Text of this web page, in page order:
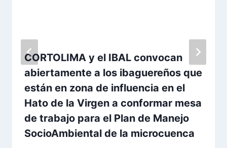
CORTOLIMA y el IBAL convocan
abiertamente a los ibaguereños que
están en zona de influencia en el
Hato de la Virgen a conformar mesa
de trabajo para el Plan de Manejo
SocioAmbiental de la microcuenca